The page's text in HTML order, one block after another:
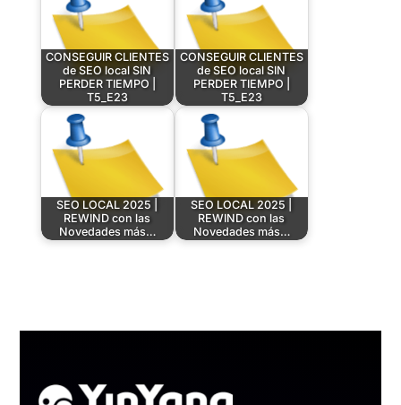
CONSEGUIR CLIENTES
de SEO local SIN
PERDER TIEMPO |
T5_E23
CONSEGUIR CLIENTES
de SEO local SIN
PERDER TIEMPO |
T5_E23
SEO LOCAL 2025 |
REWIND con las
Novedades más…
SEO LOCAL 2025 |
REWIND con las
Novedades más…